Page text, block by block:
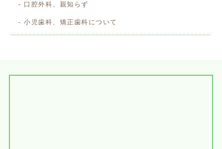
口腔外科、親知らず
小児歯科、矯正歯科について